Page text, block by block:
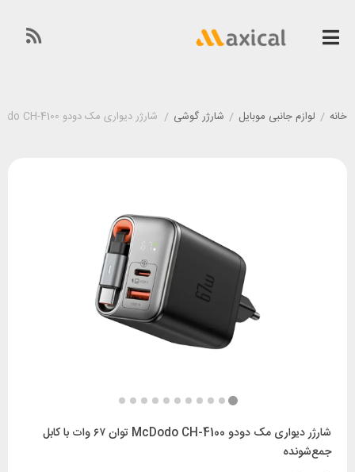
خانه / لوازم جانبی موبایل / شارژر گوشی / شارژر دیواری مک دودو McDodo CH-4100 توان ۶۷ وات با کابل جمع‌شونده
شارژر دیواری مک دودو McDodo CH-4100 توان ۶۷ وات با کابل
جمع‌شونده